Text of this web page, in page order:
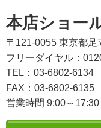
本店ショー
〒121-0055 東京都足
フリーダイヤル：
TEL：03-6802-6134
FAX：03-6802-6135
営業時間 9:00～